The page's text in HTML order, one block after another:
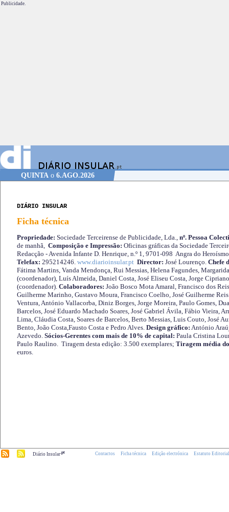
Publicidade.
QUINTAo 6.AGO.2026
DIÁRIO INSULAR
Ficha técnica
Propriedade: Sociedade Terceirense de Publicidade, Lda., nº. Pessoa
de manhã, Composição e Impressão: Oficinas gráficas da Sociedade
Redacção - Avenida Infante D. Henrique, n.º 1, 9701-098 Angra do
Telefax: 295214246. www.diarioinsular.pt Director: José Lourenço. Chefe
Fátima Martins, Vanda Mendonça, Rui Messias, Helena Fagundes,
(coordenador), Luís Almeida, Daniel Costa, José Eliseu Costa, Jorge
(coordenador). Colaboradores: João Bosco Mota Amaral, Francisco dos
Guilherme Marinho, Gustavo Moura, Francisco Coelho, José Guilherme
Ventura, António Vallacorba, Diniz Borges, Jorge Moreira, Paulo Gomes,
Barcelos, José Eduardo Machado Soares, José Gabriel Ávila, Fábio Vieira,
Lima, Cláudia Costa, Soares de Barcelos, Berto Messias, Luis Couto, José
Bento, João Costa,Fausto Costa e Pedro Alves. Design gráfico: António
Azevedo. Sócios-Gerentes com mais de 10% de capital: Paula Cristina
Paulo Raulino. Tiragem desta edição: 3.500 exemplares; Tiragem média
euros.
Diário Insular.pt Contactos Ficha técnica Edição electrónica Estatuto Editorial